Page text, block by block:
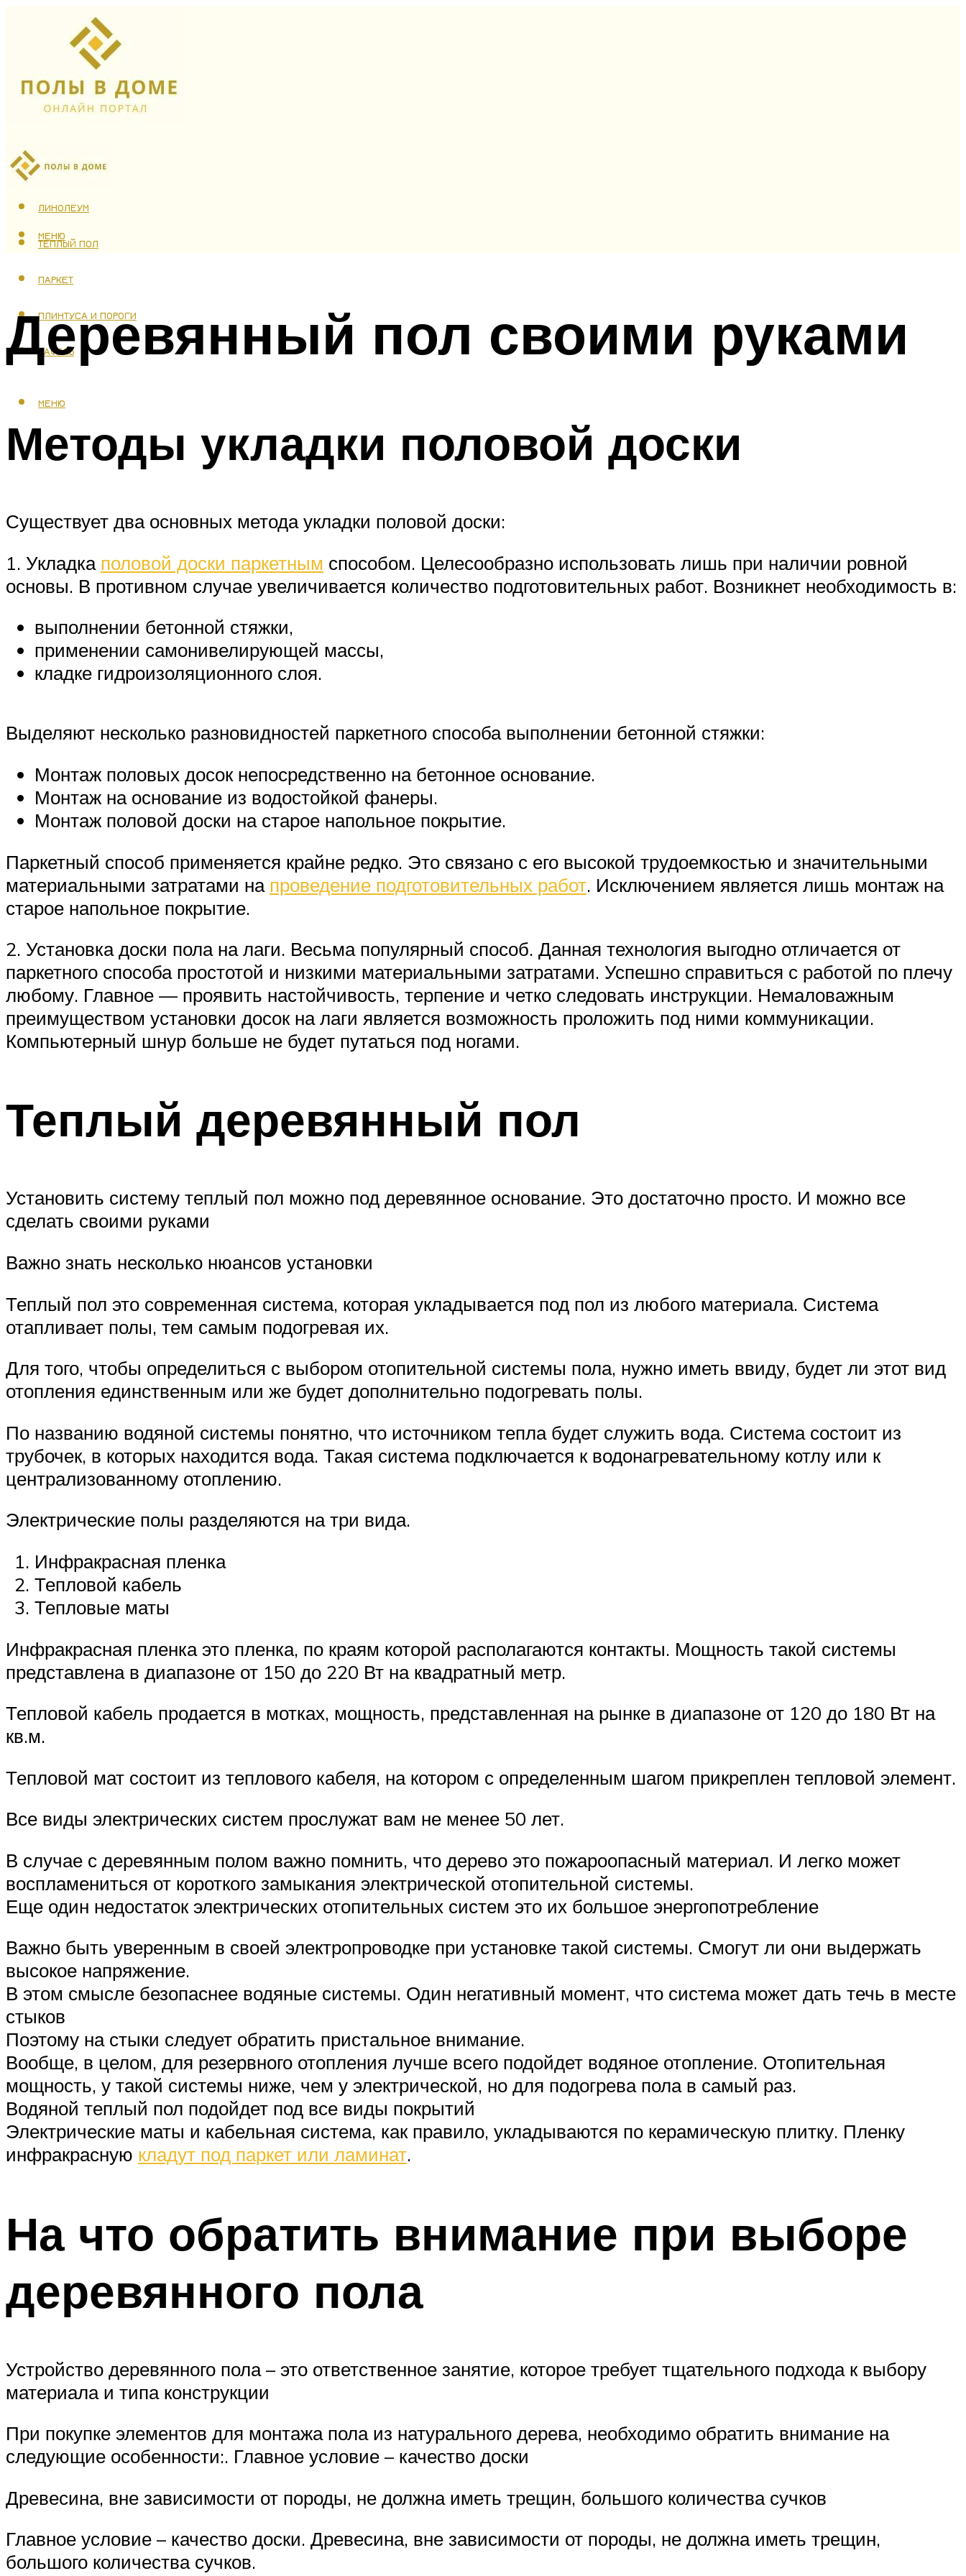
ЛАМИНАТ
ЛИНОЛЕУМ
ТЕПЛЫЙ ПОЛ
ПАРКЕТ
ПЛИНТУСА И ПОРОГИ
КАФЕЛЬ
МЕНЮ
МЕНЮ
Деревянный пол своими руками
Методы укладки половой доски
Существует два основных метода укладки половой доски:
1. Укладка половой доски паркетным способом. Целесообразно использовать лишь при наличии ровной
основы. В противном случае увеличивается количество подготовительных работ. Возникнет необходимость в:
выполнении бетонной стяжки,
применении самонивелирующей массы,
кладке гидроизоляционного слоя.
Выделяют несколько разновидностей паркетного способа выполнении бетонной стяжки:
Монтаж половых досок непосредственно на бетонное основание.
Монтаж на основание из водостойкой фанеры.
Монтаж половой доски на старое напольное покрытие.
Паркетный способ применяется крайне редко. Это связано с его высокой трудоемкостью и значительными
материальными затратами на проведение подготовительных работ. Исключением является лишь монтаж на
старое напольное покрытие.
2. Установка доски пола на лаги. Весьма популярный способ. Данная технология выгодно отличается от
паркетного способа простотой и низкими материальными затратами. Успешно справиться с работой по плечу
любому. Главное — проявить настойчивость, терпение и четко следовать инструкции. Немаловажным
преимуществом установки досок на лаги является возможность проложить под ними коммуникации.
Компьютерный шнур больше не будет путаться под ногами.
Теплый деревянный пол
Установить систему теплый пол можно под деревянное основание. Это достаточно просто. И можно все
сделать своими руками
Важно знать несколько нюансов установки
Теплый пол это современная система, которая укладывается под пол из любого материала. Система
отапливает полы, тем самым подогревая их.
Для того, чтобы определиться с выбором отопительной системы пола, нужно иметь ввиду, будет ли этот вид
отопления единственным или же будет дополнительно подогревать полы.
По названию водяной системы понятно, что источником тепла будет служить вода. Система состоит из
трубочек, в которых находится вода. Такая система подключается к водонагревательному котлу или к
централизованному отоплению.
Электрические полы разделяются на три вида.
Инфракрасная пленка
Тепловой кабель
Тепловые маты
Инфракрасная пленка это пленка, по краям которой располагаются контакты. Мощность такой системы
представлена в диапазоне от 150 до 220 Вт на квадратный метр.
Тепловой кабель продается в мотках, мощность, представленная на рынке в диапазоне от 120 до 180 Вт на
кв.м.
Тепловой мат состоит из теплового кабеля, на котором с определенным шагом прикреплен тепловой элемент.
Все виды электрических систем прослужат вам не менее 50 лет.
В случае с деревянным полом важно помнить, что дерево это пожароопасный материал. И легко может
воспламениться от короткого замыкания электрической отопительной системы.
Еще один недостаток электрических отопительных систем это их большое энергопотребление
Важно быть уверенным в своей электропроводке при установке такой системы. Смогут ли они выдержать
высокое напряжение.
В этом смысле безопаснее водяные системы. Один негативный момент, что система может дать течь в месте
стыков
Поэтому на стыки следует обратить пристальное внимание.
Вообще, в целом, для резервного отопления лучше всего подойдет водяное отопление. Отопительная
мощность, у такой системы ниже, чем у электрической, но для подогрева пола в самый раз.
Водяной теплый пол подойдет под все виды покрытий
Электрические маты и кабельная система, как правило, укладываются по керамическую плитку. Пленку
инфракрасную кладут под паркет или ламинат.
На что обратить внимание при выборе
деревянного пола
Устройство деревянного пола – это ответственное занятие, которое требует тщательного подхода к выбору
материала и типа конструкции
При покупке элементов для монтажа пола из натурального дерева, необходимо обратить внимание на
следующие особенности:. Главное условие – качество доски
Древесина, вне зависимости от породы, не должна иметь трещин, большого количества сучков
Главное условие – качество доски. Древесина, вне зависимости от породы, не должна иметь трещин,
большого количества сучков.